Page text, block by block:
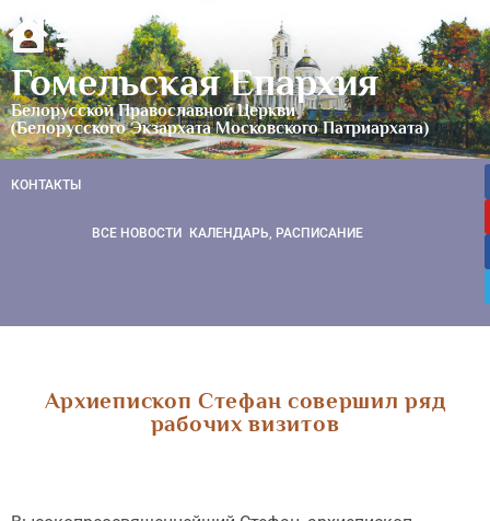
Гомельская Епархия
Белорусской Православной Церкви
(Белорусского Экзархата Московского Патриархата)
КОНТАКТЫ
ВСЕ НОВОСТИ КАЛЕНДАРЬ, РАСПИСАНИЕ
Архиепископ Стефан совершил ряд
рабочих визитов